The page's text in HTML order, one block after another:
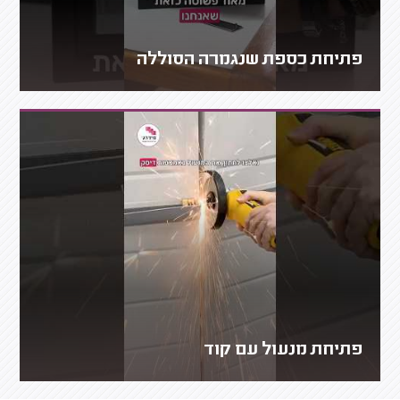
פתיחת כספת שנגמרה הסוללה
פתיחת מנעול עם קוד